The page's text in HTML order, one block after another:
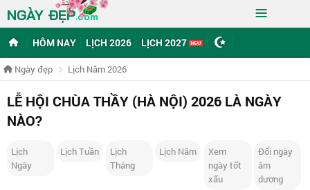
NGÀY ĐẸP.com ≡
HÔM NAY LỊCH 2026 LỊCH 2027
Ngày đẹp Lịch Năm 2026
LỄ HỘI CHÙA THẦY (HÀ NỘI) 2026 LÀ NGÀY
NÀO?
Lịch
Ngày
Lịch Tuần
Lịch
Tháng
Lịch Năm
Xem
ngày tốt
xấu
Đổi ngày
âm
dương